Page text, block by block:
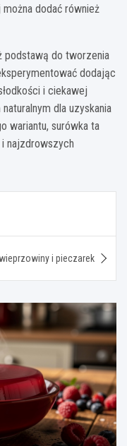
dodać również
podstawą do tworzenia
dodając
i ciekawej
dla uzyskania
wariantu, surówka ta
najzdrowszych
i pieczarek